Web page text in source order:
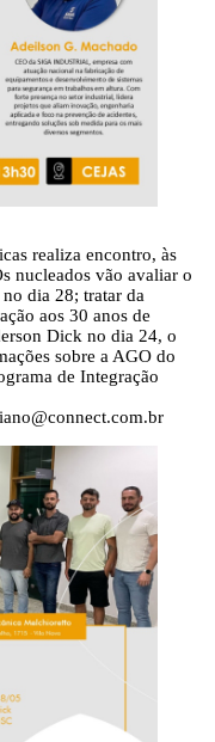
realiza encontro, às
nucleados vão avaliar o
dia 28; tratar da
aos 30 anos de
Dick no dia 24, o
sobre a AGO do
de Integração